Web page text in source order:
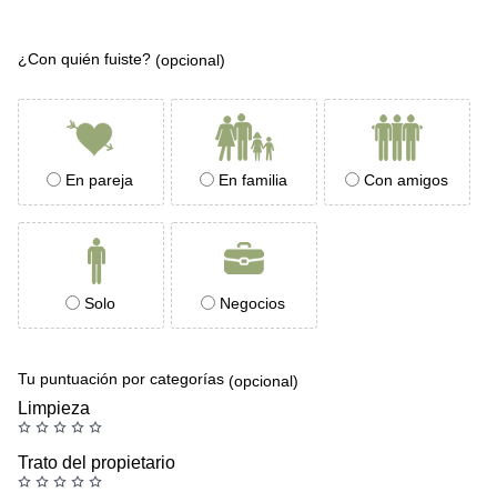
¿Con quién fuiste? (opcional)
En pareja En familia Con amigos
Solo Negocios
Tu puntuación por categorías (opcional)
Limpieza
Trato del propietario